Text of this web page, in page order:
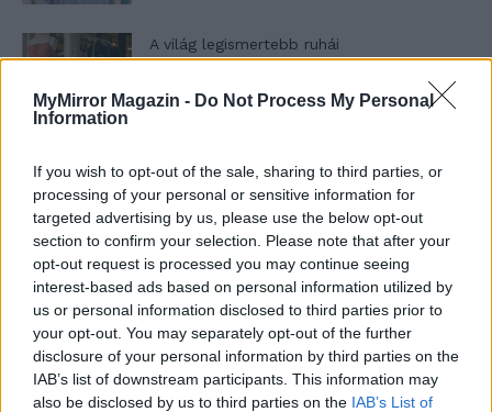
MyMirror Magazin - Do Not Process My Personal
Information
If you wish to opt-out of the sale, sharing to third parties, or
processing of your personal or sensitive information for
targeted advertising by us, please use the below opt-out
section to confirm your selection. Please note that after your
opt-out request is processed you may continue seeing
interest-based ads based on personal information utilized by
us or personal information disclosed to third parties prior to
your opt-out. You may separately opt-out of the further
disclosure of your personal information by third parties on the
IAB’s list of downstream participants. This information may
also be disclosed by us to third parties on the IAB’s List of
A világ legismertebb ruhái
Panna és a szép szerelmek mítosza 3.
Képtelenek vagyunk felnőni a felnőtt élet
kihívásaihoz?